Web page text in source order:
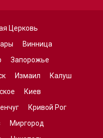
Церковь
Винница
Запорожье
Измаил
Калуш
Киев
Кривой Рог
Миргород